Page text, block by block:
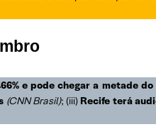
e pode chegar a metade do
(CNN Brasil); (iii) Recife terá